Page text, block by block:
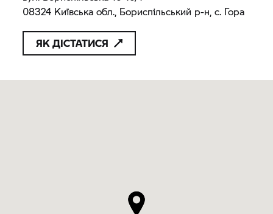
08324 Київська обл., Бориспільський р-н, с. Гора
ЯК ДІСТАТИСЯ